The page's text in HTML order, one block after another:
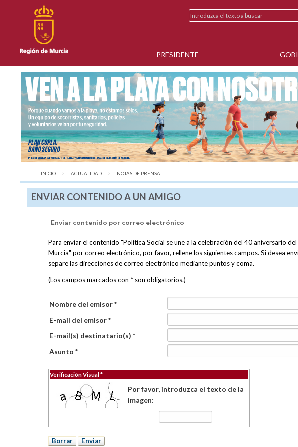
PRESIDENTE
INICIO ACTUALIDAD AQUÍ:
NOTAS DE PRENSA
ENVIAR CONTENIDO A UN AMIGO
Enviar contenido por correo electrónico
Para enviar el contenido "Política Social se une a la celebración del 40 aniversario
Murcia" por correo electrónico, por favor, rellene los siguientes campos. Si desea
separe las direcciones de correo electrónico mediante puntos y coma.
(Los campos marcados con * son obligatorios.)
Nombre del emisor *
E-mail del emisor *
E-mail(s) destinatario(s) *
Asunto *
Verificación Visual *
Por favor, introduzca el texto de la
imagen: